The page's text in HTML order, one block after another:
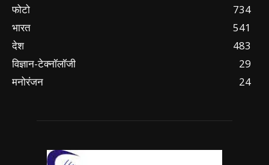
फोटो
734
भारत
541
देश
483
विज्ञान-टेक्नॉलॉजी
29
मनोरंजन
24